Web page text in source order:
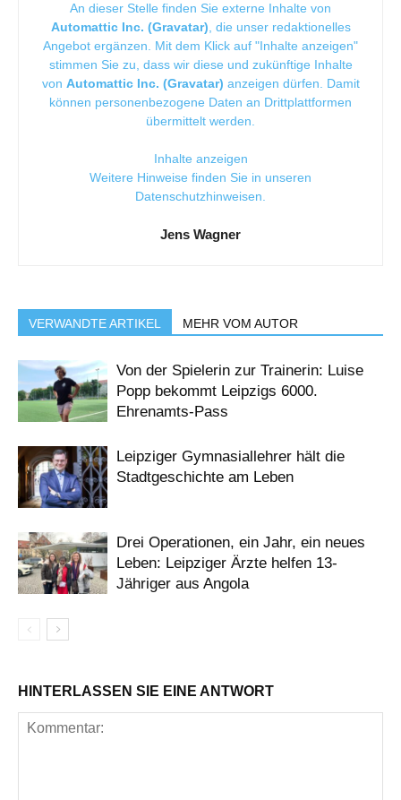
An dieser Stelle finden Sie externe Inhalte von
Automattic Inc. (Gravatar) , die unser redaktionelles
Angebot ergänzen. Mit dem Klick auf "Inhalte anzeigen"
stimmen Sie zu, dass wir diese und zukünftige Inhalte
von Automattic Inc. (Gravatar) anzeigen dürfen. Damit
können personenbezogene Daten an Drittplattformen
übermittelt werden.
Inhalte anzeigen
Weitere Hinweise finden Sie in unseren
Datenschutzhinweisen
Jens Wagner
VERWANDTE ARTIKEL MEHR VOM AUTOR
Von der Spielerin zur Trainerin: Luise
Popp bekommt Leipzigs 6000.
Ehrenamts-Pass
Leipziger Gymnasiallehrer hält die
Stadtgeschichte am Leben
Drei Operationen, ein Jahr, ein neues
Leben: Leipziger Ärzte helfen 13-
Jähriger aus Angola
HINTERLASSEN SIE EINE ANTWORT